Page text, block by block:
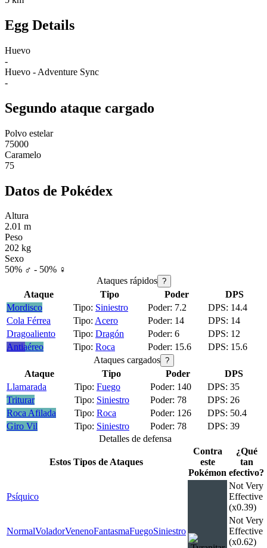
Egg Details
Huevo
-
Huevo - Adventure Sync
-
Segundo ataque cargado
Polvo estelar
75000
Caramelo
75
Datos de Pokédex
Altura
2.01 m
Peso
202 kg
Sexo
50% ♂ - 50% ♀
Ataques rápidos ?
Ataque Tipo Poder
DPS
Mordisco
Siniestro 7.2
14.4
Cola Férrea
Acero 14
14
Dragoaliento
Dragón 6
12
Antiaéreo
Roca 15.6
15.6
Ataques cargados ?
Ataque Tipo Poder
DPS
Llamarada
Fuego 140
35
Triturar
Siniestro 78
26
Roca Afilada
Roca 126
50.4
Giro Vil
Siniestro 78
39
Detalles de defensa
Estos Tipos de Ataques
Contra
este
Pokémon
¿Qué
tan
efectivo?
Psíquico
Not Very
Effective
(x0.39)
NormalVoladorVenenoFantasmaFuegoSiniestro
Not Very
Effective
(x0.62)